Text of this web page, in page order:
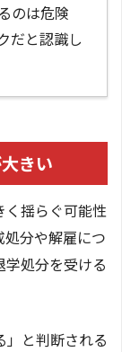
のは危険
だと認識し
きい
く揺らぐ可能性
分や解雇につ
処分を受ける
」と判断される